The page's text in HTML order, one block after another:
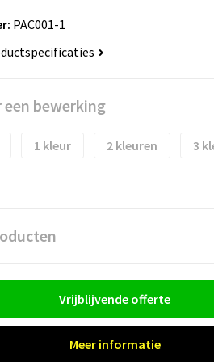
PAC001-1
een bewerking
1 2
3
Vrijblijvende offerte
Meer informatie